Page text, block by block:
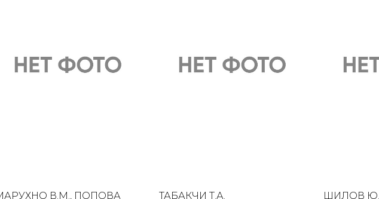
В.М., ПОПОВА ТАБАКЧИ Т.А. ШИЛОВ